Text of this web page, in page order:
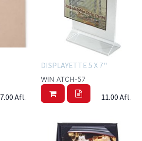
7.00 Afl.
DISPLAYETTE 5 X 7''
WIN ATCH-57
11.00 Afl.